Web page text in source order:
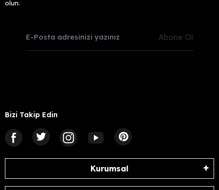
olun.
Abone Ol
Bizi Takip Edin
Kurumsal